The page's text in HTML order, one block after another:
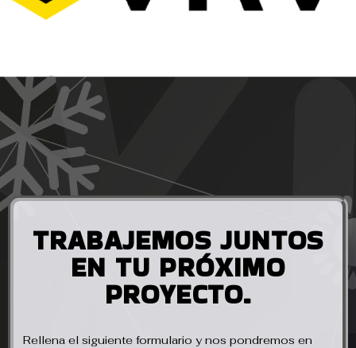
TRABAJEMOS JUNTOS
EN TU PRÓXIMO
PROYECTO.
Rellena el siguiente formulario y nos pondremos en